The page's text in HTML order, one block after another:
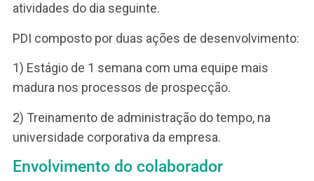
trabalhar”! Dessa forma, ele se coloca como
que vai ajudar na solução.
A princípio, o João alegou que o volume de
estava alto. Por isso não estaria tendo tempo
suficiente para fazer todas as ligações de
prospecção. Por consequência, ele não